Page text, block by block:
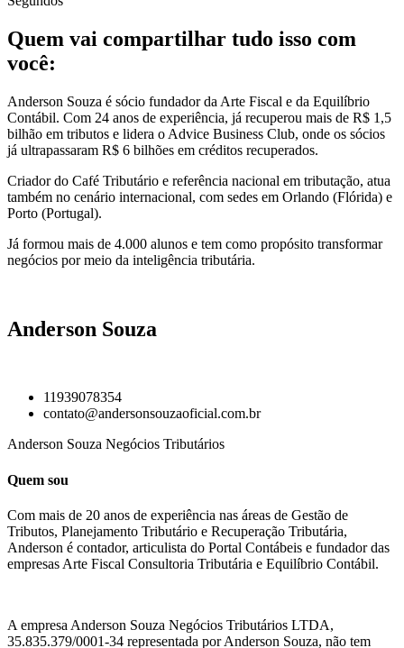
Quem vai compartilhar tudo isso com
você:
Anderson Souza é sócio fundador da Arte Fiscal e da Equilíbrio
Contábil. Com 24 anos de experiência, já recuperou mais de R$ 1,5
bilhão em tributos e lidera o Advice Business Club, onde os sócios
já ultrapassaram R$ 6 bilhões em créditos recuperados.
Criador do Café Tributário e referência nacional em tributação, atua
também no cenário internacional, com sedes em Orlando (Flórida) e
Porto (Portugal).
Já formou mais de 4.000 alunos e tem como propósito transformar
negócios por meio da inteligência tributária.
Anderson Souza
11939078354
contato@andersonsouzaoficial.com.br
Anderson Souza Negócios Tributários
Quem sou
Com mais de 20 anos de experiência nas áreas de Gestão de
Tributos, Planejamento Tributário e Recuperação Tributária,
Anderson é contador, articulista do Portal Contábeis e fundador das
empresas Arte Fiscal Consultoria Tributária e Equilíbrio Contábil.
A empresa Anderson Souza Negócios Tributários LTDA,
35.835.379/0001-34 representada por Anderson Souza, não tem